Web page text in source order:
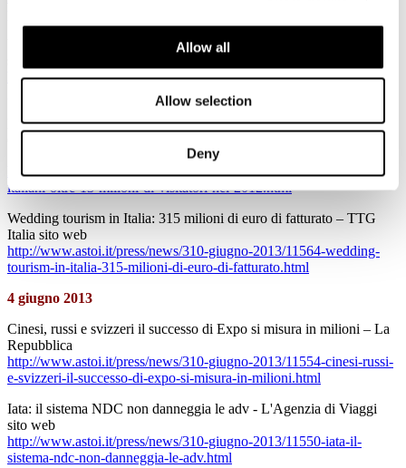
Allow all
Allow selection
Deny
Volagratis, a giugno i voli più convenienti - Il Giornale del Turismo
http://www.astoi.it/press/news/310-giugno-2013/11565-volagratis-a-
giugno-i-voli-piu-convenienti.html
Per i borghi italiani oltre 1,3 milioni di visitatori nel 2012 – Il
http://www.astoi.it/press/news/310-giugno-2013/11572-per-i-borghi-
italiani-oltre-13-milioni-di-visitatori-nel-2012.html
Wedding tourism in Italia: 315 milioni di euro di fatturato – TTG
Italia sito web
http://www.astoi.it/press/news/310-giugno-2013/11564-wedding-
tourism-in-italia-315-milioni-di-euro-di-fatturato.html
4 giugno 2013
Cinesi, russi e svizzeri il successo di Expo si misura in milioni – La
Repubblica
http://www.astoi.it/press/news/310-giugno-2013/11554-cinesi-russi-
e-svizzeri-il-successo-di-expo-si-misura-in-milioni.html
Iata: il sistema NDC non danneggia le adv - L'Agenzia di Viaggi
sito web
http://www.astoi.it/press/news/310-giugno-2013/11550-iata-il-
sistema-ndc-non-danneggia-le-adv.html